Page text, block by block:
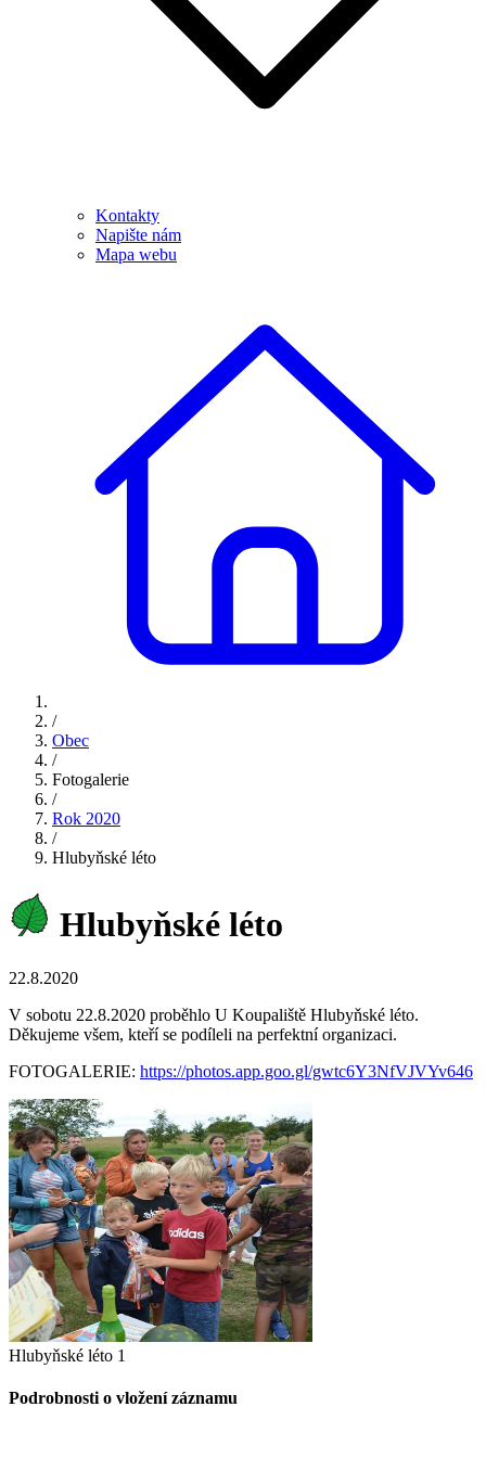
Kontakty
Napište nám
Mapa webu
/
Obec
/
Fotogalerie
/
Rok 2020
/
Hlubyňské léto
Hlubyňské léto
22.8.2020
V sobotu 22.8.2020 proběhlo U Koupaliště Hlubyňské léto.
Děkujeme všem, kteří se podíleli na perfektní organizaci.
FOTOGALERIE: https://photos.app.goo.gl/gwtc6Y3NfVJVYv646
Hlubyňské léto 1
Podrobnosti o vložení záznamu